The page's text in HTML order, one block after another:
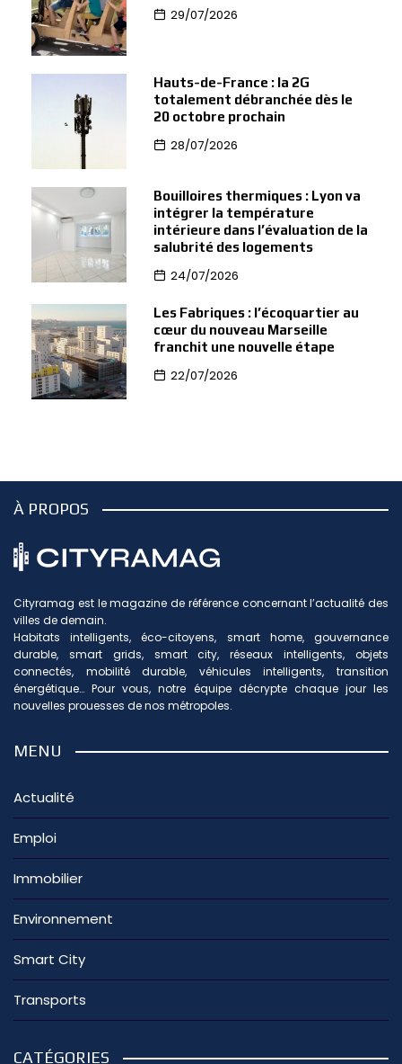
29/07/2026
Hauts-de-France : la 2G
totalement débranchée dès le
20 octobre prochain
28/07/2026
Bouilloires thermiques : Lyon va
intégrer la température
intérieure dans l’évaluation de la
salubrité des logements
24/07/2026
Les Fabriques : l’écoquartier au
cœur du nouveau Marseille
franchit une nouvelle étape
22/07/2026
À PROPOS
Cityramag est le magazine de référence concernant l’actualité des
villes de demain.
Habitats intelligents, éco-citoyens, smart home, gouvernance
durable, smart grids, smart city, réseaux intelligents, objets
connectés, mobilité durable, véhicules intelligents, transition
énergétique… Pour vous, notre équipe décrypte chaque jour les
nouvelles prouesses de nos métropoles.
MENU
Actualité
Emploi
Immobilier
Environnement
Smart City
Transports
CATÉGORIES